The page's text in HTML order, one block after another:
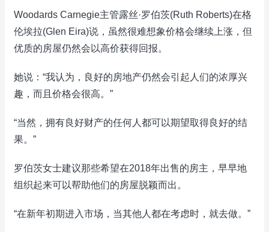
Woodards Carnegie主管露丝·罗伯茨(Ruth Roberts)在格
伦埃拉(Glen Eira)说，虽然很难想象价格会继续上涨，但
优质的房屋仍然会以高价获得回报。
她说：“我认为，良好的房地产仍然会引起人们的浓厚兴
趣，而且价格会很高。”
“当然，拥有良好财产的任何人都可以期望取得良好的结
果。”
罗伯茨女士建议那些希望在2018年出售的房主，早早地
组织起来可以帮助他们的房屋脱颖而出。
“在新年初期进入市场，当其他人都在考虑时，就去做。”